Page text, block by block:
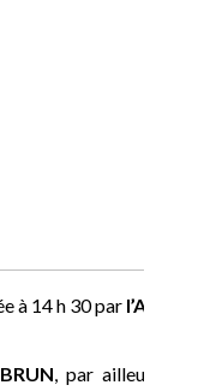
à 14 h 30 par
, par ailleurs